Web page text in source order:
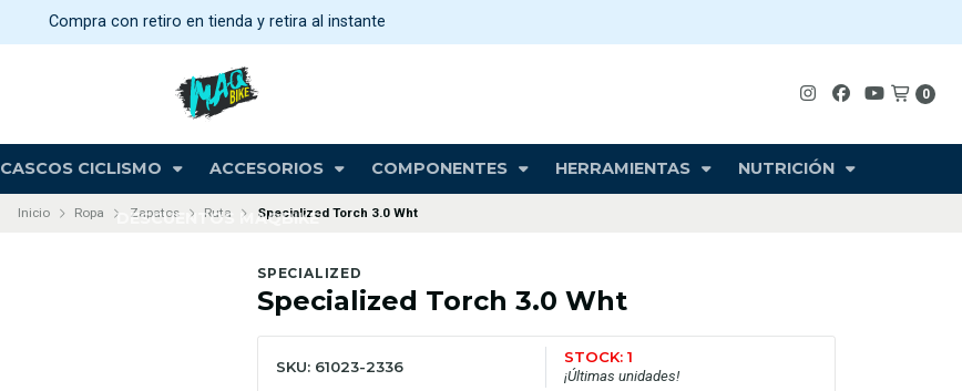
0
CASCOS CICLISMO ACCESORIOS COMPONENTES HERRAMIENTAS NUTRICIÓN
DESCUENTOS MAQBIKE
Compra con retiro en tienda y retira al instante
Inicio Ropa Zapatos Ruta Specialized Torch 3.0 Wht
SPECIALIZED
Specialized Torch 3.0 Wht
SKU: 61023-2336
STOCK: 1
¡Últimas unidades!